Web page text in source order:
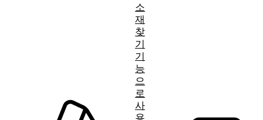
소
재
찾
기
기
능
으
로
사